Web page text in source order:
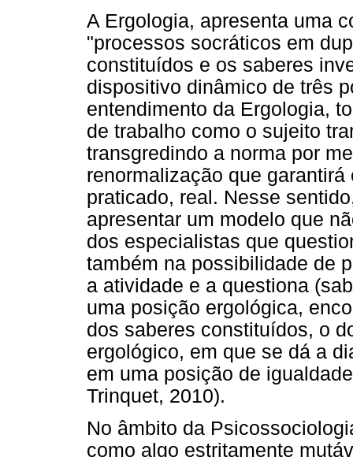
A Ergologia, apresenta uma
"processos socráticos em
constituídos e os saberes
dispositivo dinâmico de três
entendimento da Ergologia,
de trabalho como o sujeito
transgredindo a norma por
renormalização que
praticado, real. Nesse
apresentar um modelo que
dos especialistas que
também na possibilidade de
a atividade e a questiona
uma posição ergológica,
dos saberes constituídos, o
ergológico, em que se dá a
em uma posição de
Trinquet, 2010).
No âmbito da
como algo estritamente